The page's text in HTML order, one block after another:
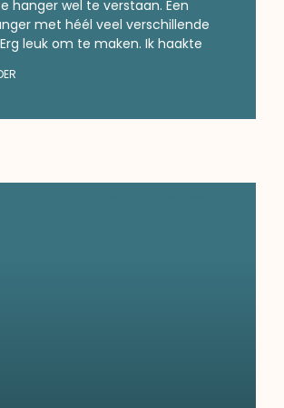
hanger wel te verstaan. Een
met héél veel verschillende
leuk om te maken. Ik haakte